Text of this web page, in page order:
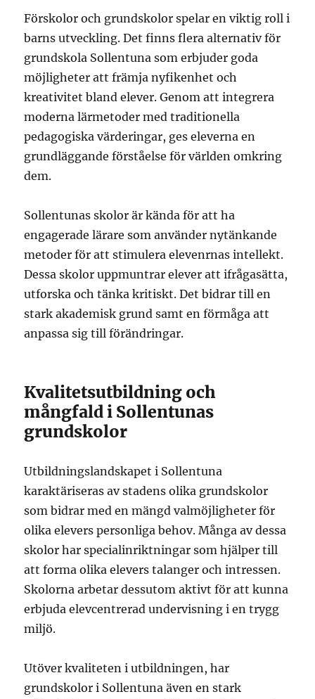
Förskolor och grundskolor spelar en viktig roll i
barns utveckling. Det finns flera alternativ för
grundskola Sollentuna som erbjuder goda
möjligheter att främja nyfikenhet och
kreativitet bland elever. Genom att integrera
moderna lärmetoder med traditionella
pedagogiska värderingar, ges eleverna en
grundläggande förståelse för världen omkring
dem.
Sollentunas skolor är kända för att ha
engagerade lärare som använder nytänkande
metoder för att stimulera elevenrnas intellekt.
Dessa skolor uppmuntrar elever att ifrågasätta,
utforska och tänka kritiskt. Det bidrar till en
stark akademisk grund samt en förmåga att
anpassa sig till förändringar.
Kvalitetsutbildning och
mångfald i Sollentunas
grundskolor
Utbildningslandskapet i Sollentuna
karaktäriseras av stadens olika grundskolor
som bidrar med en mängd valmöjligheter för
olika elevers personliga behov. Många av dessa
skolor har specialinriktningar som hjälper till
att forma olika elevers talanger och intressen.
Skolorna arbetar dessutom aktivt för att kunna
erbjuda elevcentrerad undervisning i en trygg
miljö.
Utöver kvaliteten i utbildningen, har
grundskolor i Sollentuna även en stark